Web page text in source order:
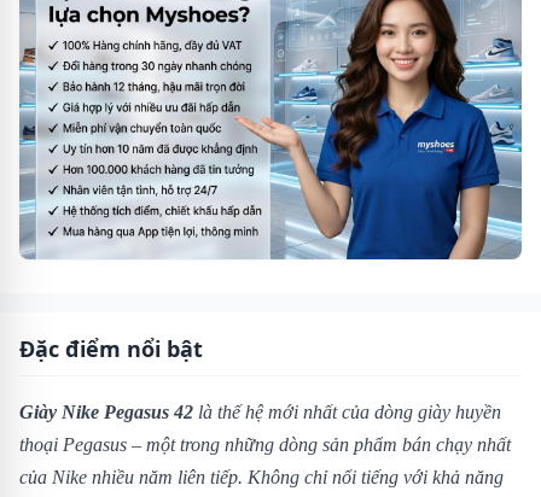
Đặc điểm nổi bật
Giày Nike Pegasus 42 là thế hệ mới nhất của dòng giày huyền
thoại Pegasus – một trong những dòng sản phẩm bán chạy nhất
của Nike nhiều năm liên tiếp. Không chỉ nổi tiếng với khả năng